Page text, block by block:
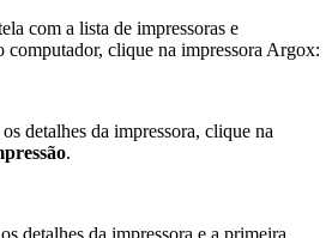
com a lista de impressoras e
computador, clique na impressora Argox:
detalhes da impressora, clique na
.
detalhes da impressora e a primeira